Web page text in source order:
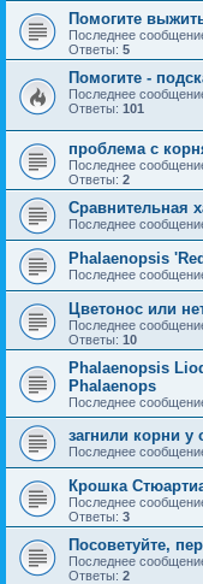
Помогите
Последнее
Ответы: 5
Помогите -
Последнее
Ответы: 101
проблема с
Последнее
Ответы: 2
Сравнительная
Последнее
Phalaenopsis
Последнее
Цветонос или
Последнее
Ответы: 10
Phalaenopsis
Phalaenops
Последнее
загнили корни у
Последнее
Крошка
Последнее
Ответы: 3
Посоветуйте,
Последнее
Ответы: 2